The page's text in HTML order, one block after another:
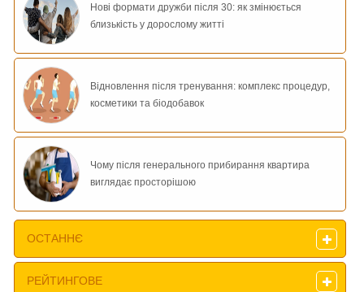
Нові формати дружби після 30: як змінюється
близькість у дорослому житті
Відновлення після тренування: комплекс процедур,
косметики та біодобавок
Чому після генерального прибирання квартира
виглядає просторішою
ОСТАННЄ
РЕЙТИНГОВЕ